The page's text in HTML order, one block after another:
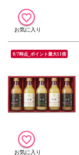
8/7時点_ポイント最大11倍